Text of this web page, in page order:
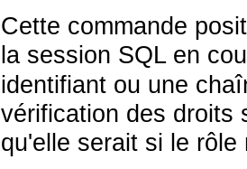
Cette commande
la session SQL en
identifiant ou une
vérification des droits
qu'elle serait si le